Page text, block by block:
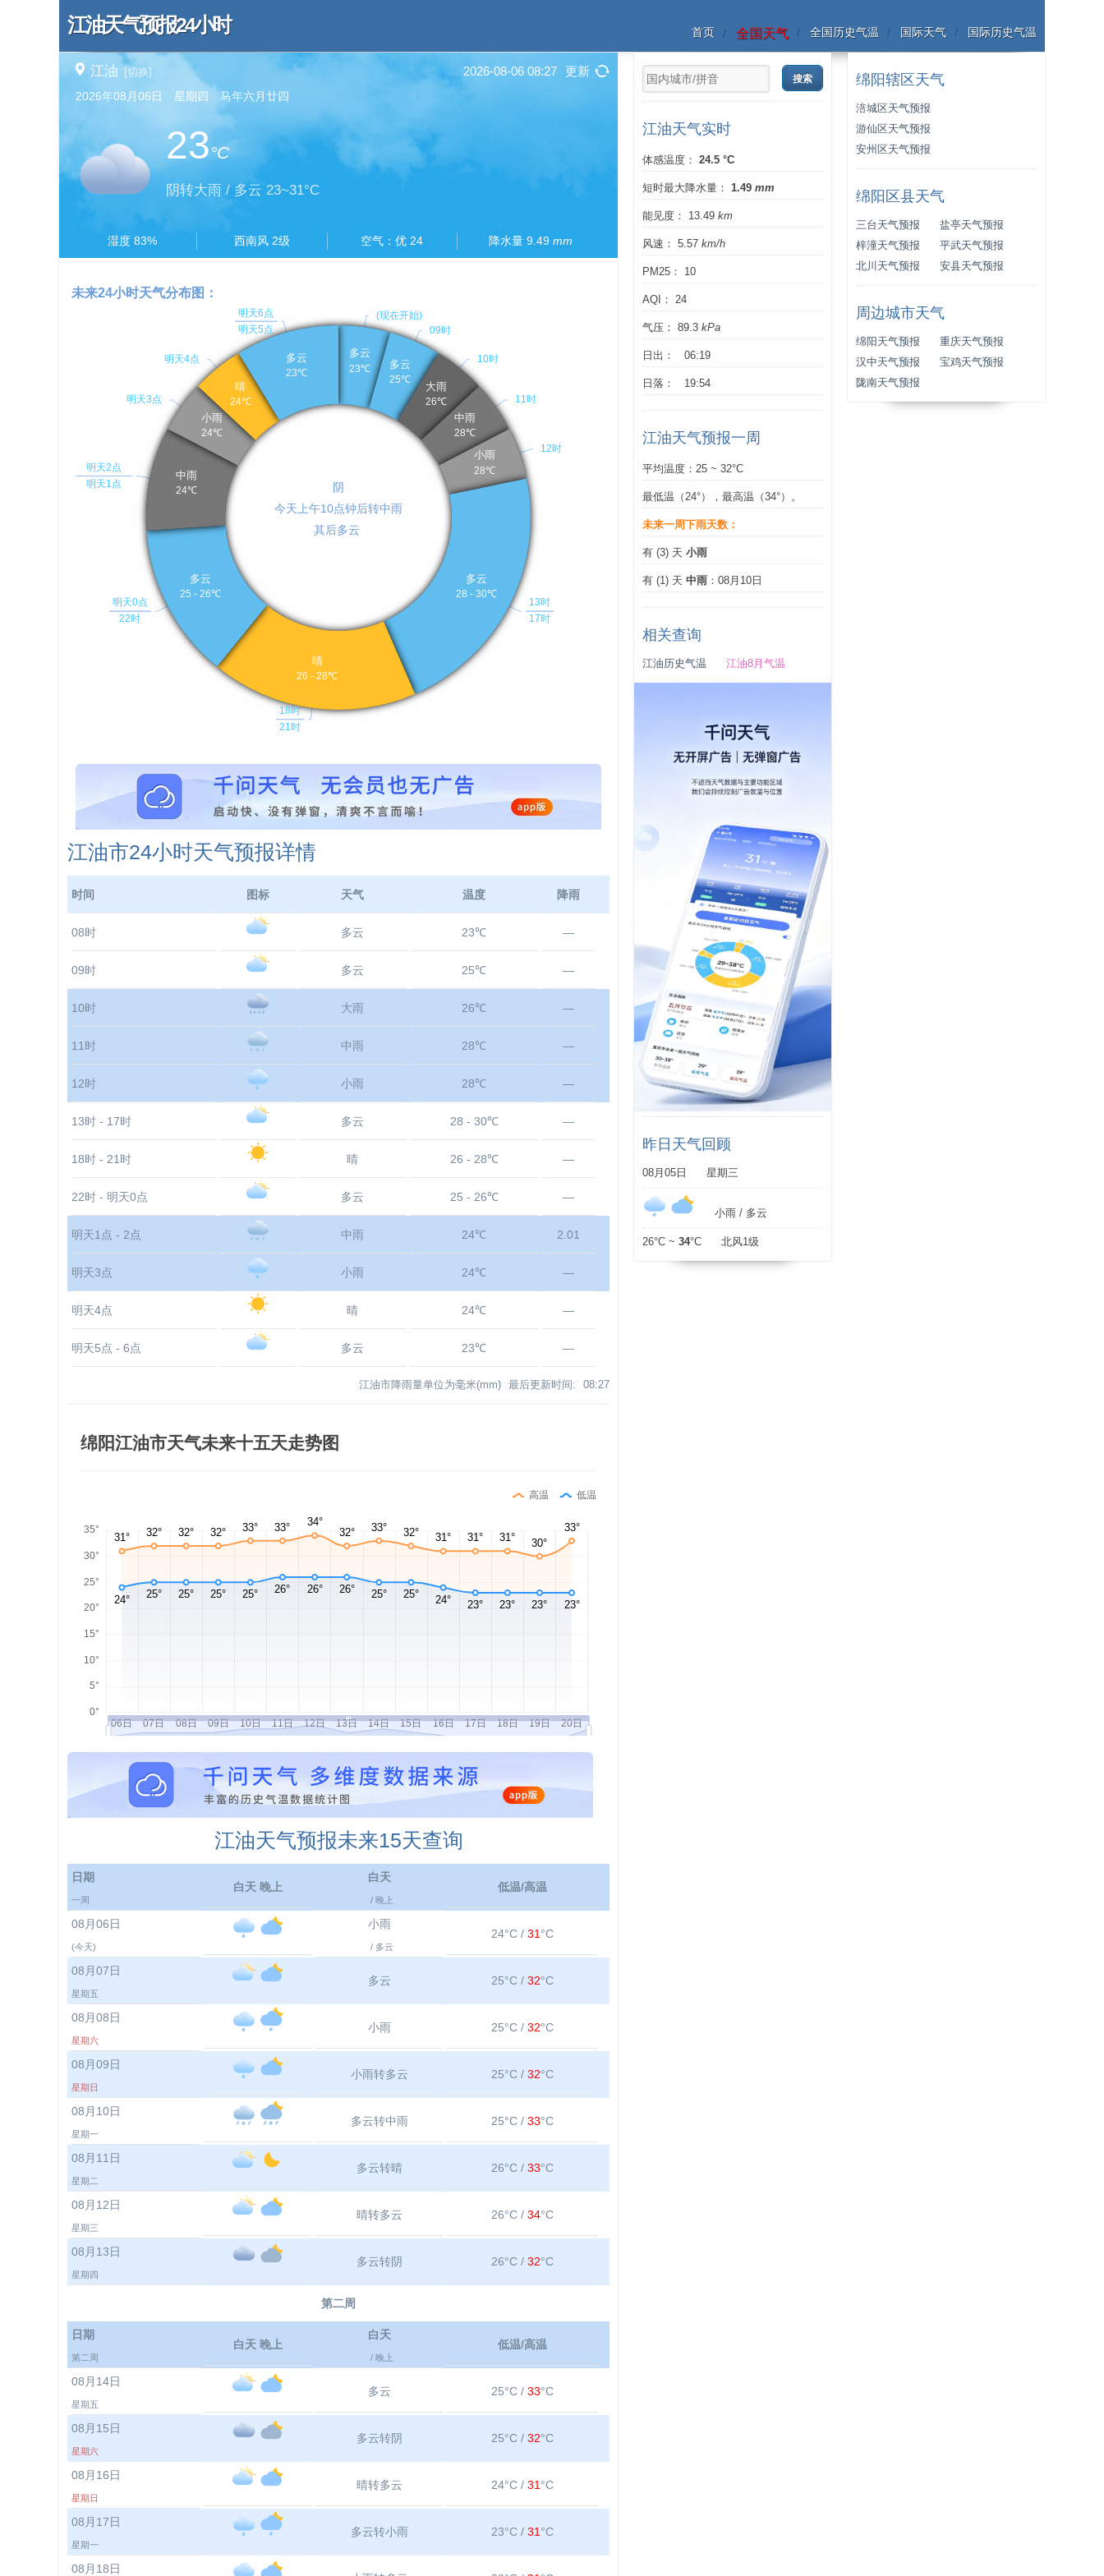
江油天气预报24小时 首页 全国天气 全国历史气温 国际天气 国际历史气温
江油 [切换] 2026-08-06 08:27 更新
2026年08月06日 星期四 马年六月廿四
23°C
阴转大雨 / 多云 23~31°C
湿度 83% 西南风 2级 空气：优 24 降水量 9.49mm
江油市24小时天气预报详情
时间 图标 天气 温度 降雨
08时 多云 23℃ —
09时 多云 25℃ —
10时 大雨 26℃ —
11时 中雨 28℃ —
12时 小雨 28℃ —
13时 - 17时 多云 28 - 30℃ —
18时 - 21时 晴 26 - 28℃ —
22时 - 明天0点 多云 25 - 26℃ —
明天1点 - 2点 中雨 24℃ 2.01
明天3点 小雨 24℃ —
明天4点 晴 24℃ —
明天5点 - 6点 多云 23℃ —
江油市降雨量单位为毫米(mm) 最后更新时间: 08:27
绵阳江油市天气未来十五天走势图
高温 低温
江油天气预报未来15天查询
日期
一周
白天 晚上
白天
/ 晚上
低温/高温
08月06日
(今天)
小雨
/ 多云
24°C /31 °C
08月07日
星期五
多云 25°C /32°C
08月08日
星期六
小雨 25°C /32°C
08月09日
星期日
小雨转多云 25°C /32°C
08月10日
星期一
多云转中雨 25°C /33°C
08月11日
星期二
多云转晴 26°C /33°C
08月12日
星期三
晴转多云 26°C /34°C
08月13日
星期四
多云转阴 26°C /32°C
第二周
日期
第二周
白天 晚上
白天
/ 晚上
低温/高温
08月14日
星期五
多云 25°C /33°C
08月15日
星期六
多云转阴 25°C /32°C
08月16日
星期日
晴转多云 24°C /31 °C
08月17日
星期一
多云转小雨 23°C /31 °C
08月18日
江油天气实时
体感温度： 24.5 °C
短时最大降水量： 1.49 mm
能见度： 13.49 km
风速： 5.57 km/h
PM25： 10
AQI： 24
气压： 89.3 kPa
日出： 06:19
日落： 19:54
江油天气预报一周
平均温度：25 ~ 32°C
最低温（24°），最高温（34°）。
未来一周下雨天数：
有 (3) 天 小雨
有 (1) 天 中雨 ：08月10日
相关查询
江油历史气温 江油8月气温
昨日天气回顾
08月05日 星期三
小雨 / 多云
26°C ~ 34°C 北风1级
绵阳辖区天气
涪城区天气预报
游仙区天气预报
安州区天气预报
绵阳区县天气
三台天气预报
盐亭天气预报
梓潼天气预报
平武天气预报
北川天气预报
安县天气预报
周边城市天气
绵阳天气预报
重庆天气预报
汉中天气预报
宝鸡天气预报
陇南天气预报